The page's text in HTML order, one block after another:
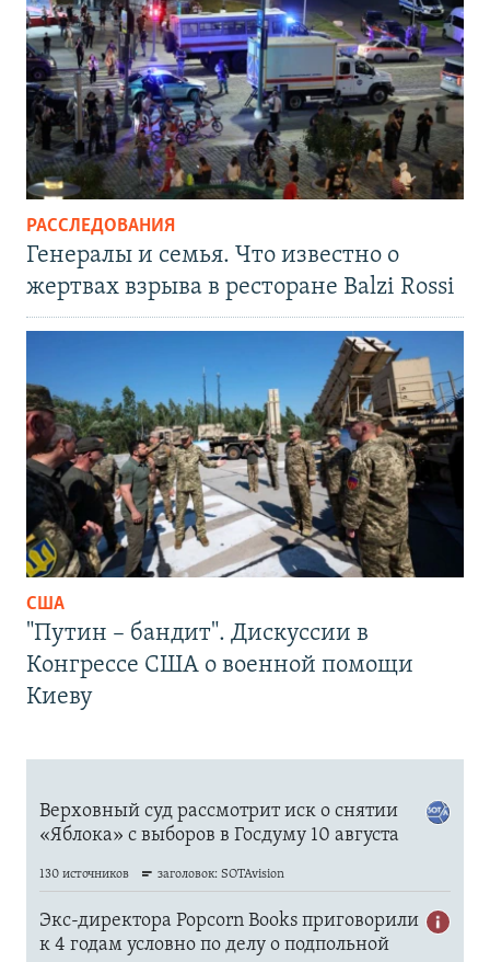
РАССЛЕДОВАНИЯ
Генералы и семья. Что известно о
жертвах взрыва в ресторане Balzi Rossi
США
"Путин – бандит". Дискуссии в
Конгрессе США о военной помощи
Киеву